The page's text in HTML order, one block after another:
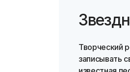
Творческий
записывать